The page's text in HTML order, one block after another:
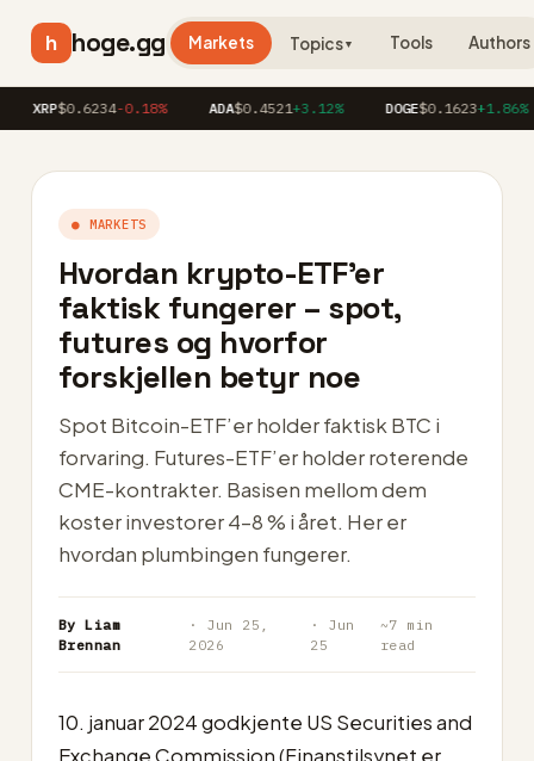
h hoge.gg Markets Topics▼ Tools Authors
$0.6234-0.18% ADA $0.4521+3.12% DOGE $0.1623+1.86%
● MARKETS
Hvordan krypto-ETF’er
faktisk fungerer – spot,
futures og hvorfor
forskjellen betyr noe
Spot Bitcoin-ETF’er holder faktisk BTC i
forvaring. Futures-ETF’er holder roterende
CME-kontrakter. Basisen mellom dem
koster investorer 4–8 % i året. Her er
hvordan plumbingen fungerer.
By Liam
Brennan
· Jun 25,
2026
· Jun
25
~7 min
read
10. januar 2024 godkjente US Securities and
Exchange Commission (Finanstilsynet er